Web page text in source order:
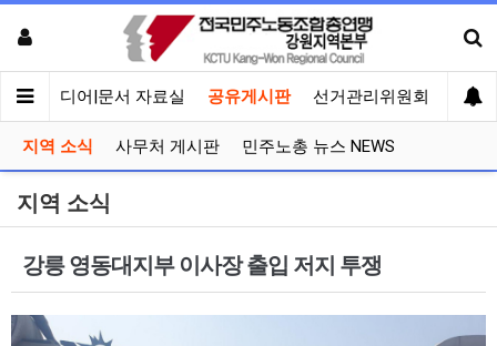
견 미디어|문서 자료실 공유게시판 선거관리위원회
지역 소식 사무처 게시판 민주노총 뉴스 NEWS
지역 소식
강릉 영동대지부 이사장 출입 저지 투쟁